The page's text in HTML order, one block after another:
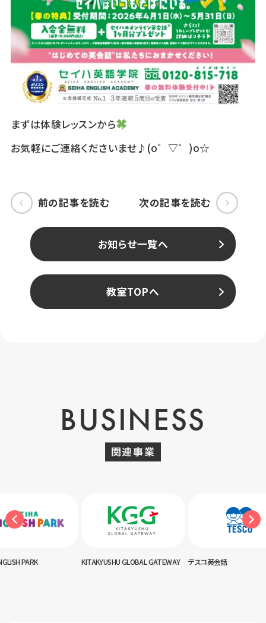
まずは体験レッスンから
お気軽にご連絡くださいませ♪(o゜▽゜)o☆
前の記事を読む 次の記事を読む
お知らせ一覧へ
教室TOPへ
BUSINESS
関連事業
KITAKYUSHU GLOBAL GATEWAY テスコ英会話 神田外語キッ